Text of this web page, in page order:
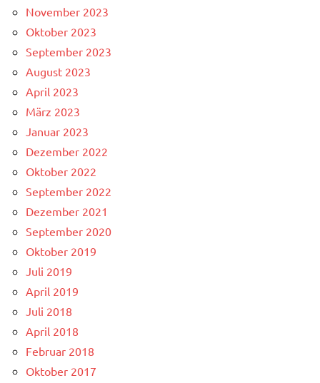
November 2023
Oktober 2023
September 2023
August 2023
April 2023
März 2023
Januar 2023
Dezember 2022
Oktober 2022
September 2022
Dezember 2021
September 2020
Oktober 2019
Juli 2019
April 2019
Juli 2018
April 2018
Februar 2018
Oktober 2017